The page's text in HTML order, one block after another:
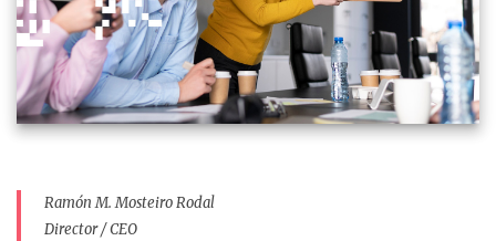
Ramón M. Mosteiro Rodal
Director / CEO